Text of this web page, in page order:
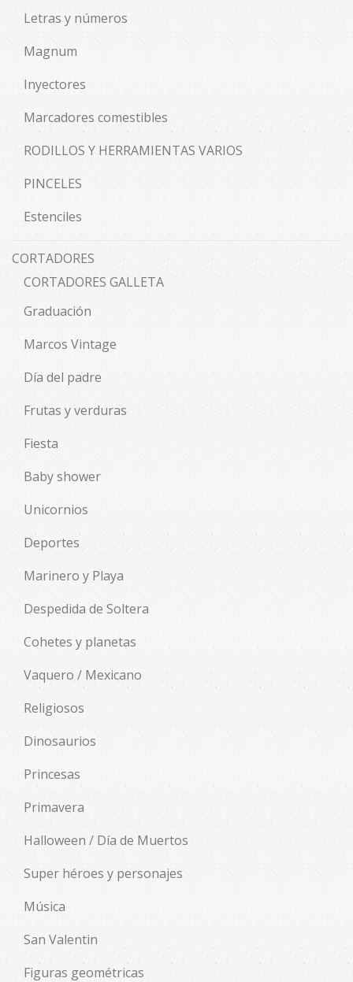
Letras y números
Magnum
Inyectores
Marcadores comestibles
RODILLOS Y HERRAMIENTAS VARIOS
PINCELES
Estenciles
CORTADORES
CORTADORES GALLETA
Graduación
Marcos Vintage
Día del padre
Frutas y verduras
Fiesta
Baby shower
Unicornios
Deportes
Marinero y Playa
Despedida de Soltera
Cohetes y planetas
Vaquero / Mexicano
Religiosos
Dinosaurios
Princesas
Primavera
Halloween / Día de Muertos
Super héroes y personajes
Música
San Valentin
Figuras geométricas